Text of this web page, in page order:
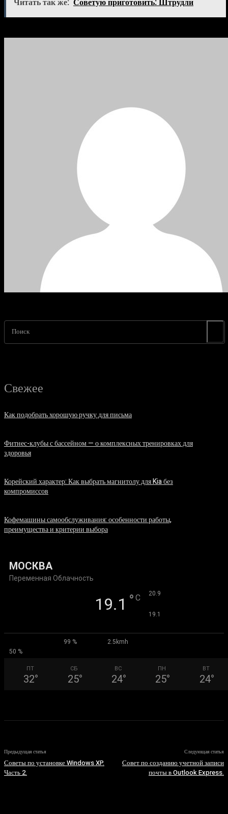
Читать так же: Советую приготовить: Штрудли
Поиск
Свежее
Как подобрать хорошую ручку для письма
Фитнес-клубы с бассейном — о комплексных тренировках для
здоровья
Корейский характер: Как выбрать магнитолу для Kia без
компромиссов
Кофемашины самообслуживания: особенности работы,
преимущества и критерии выбора
МОСКВА
Переменная Облачность
19.1 ° C 20.9
19.1
99 %
2.5kmh
50 %
ПТ
32°
СБ
25°
ВС
24°
ПН
25°
ВТ
24°
Предыдущая статья
Советы по установке Windows XP.
Часть 2.
Следующая статья
Совет по созданию учетной записи
почты в Outlook Express.